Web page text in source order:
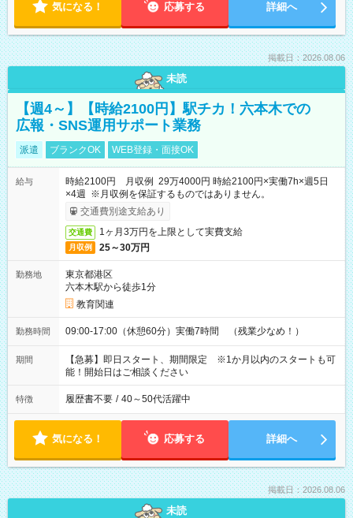
気になる！ 応募する 詳細へ
掲載日：2026.08.06
未読
【週4～】【時給2100円】駅チカ！六本木での
広報・SNS運用サポート業務
派遣 ブランクOK WEB登録・面接OK
給与
時給2100円 月収例 29万4000円 時給2100円×実働7h×週5日
×4週 ※月収例を保証するものではありません。
交通費別途支給あり
交通費 1ヶ月3万円を上限として実費支給
月収例 25～30万円
勤務地
東京都港区
六本木駅から徒歩1分
教育関連
勤務時間 09:00-17:00（休憩60分）実働7時間 （残業少なめ！）
期間
【急募】即日スタート、期間限定 ※1か月以内のスタートも可
能！開始日はご相談ください
特徴 履歴書不要 / 40～50代活躍中
気になる！ 応募する 詳細へ
掲載日：2026.08.06
未読